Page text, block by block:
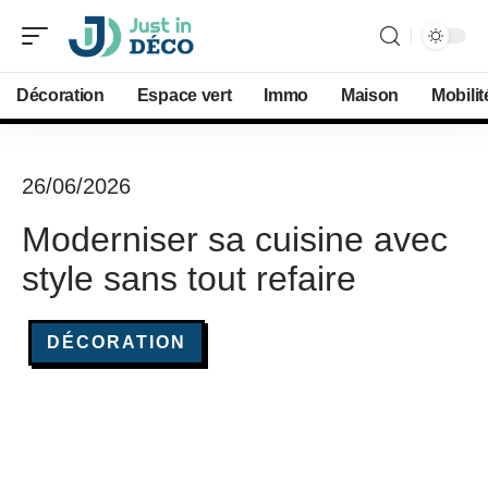
Décoration Espace vert Immo Maison
26/06/2026
Moderniser sa cuisine avec
style sans tout refaire
DÉCORATION